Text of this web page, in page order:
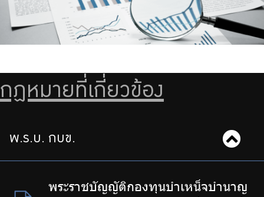
บริการสมาชิก
การบริหารความเสี่ยง
รายงานผลการดำเนินงาน
ร่วมงานกับเรา
กฏหมายที่เกี่ยวข้อง
พ.ร.บ. กบข.
พระราชบัญญัติกองทุนบำเหน็จบำนาญ